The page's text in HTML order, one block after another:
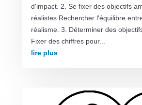
d'impact. 2. Se fixer des objectifs
réalistes Rechercher l'équilibre
réalisme. 3. Déterminer des
Fixer des chiffres pour...
lire plus